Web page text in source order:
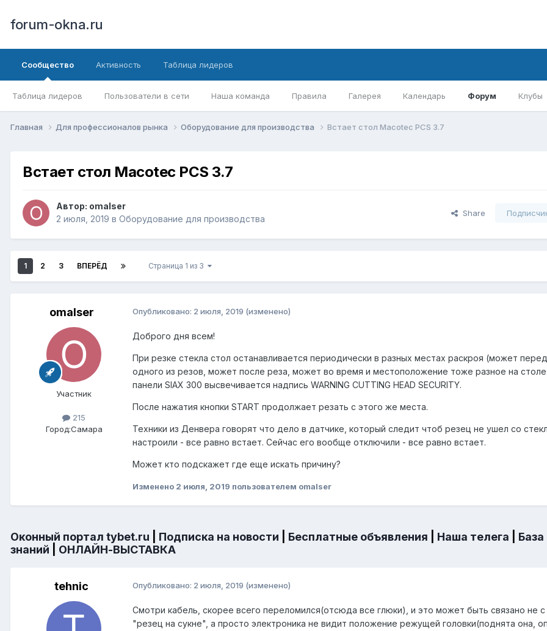
forum-okna.ru
Сообщество
Таблица лидеров Пользователи в сети Наша команда Правила Галерея Календарь Форум Клубы
Активность Таблица лидеров
Главная Для профессионалов рынка Оборудование для производства Встает стол Macotec PCS 3.7
Встает стол Macotec PCS 3.7
Автор: omalser
2 июля, 2019 в Оборудование для производства
Share
1 2 3 ВПЕРЁД Страница 1 из 3
omalser
Участник
215
Город:Самара
Опубликовано: 2 июля, 2019 (изменено)
Доброго дня всем!
При резке стекла стол останавливается периодически в разных местах раскроя (может
одного из резов, может после реза, может во время и местоположение тоже разное на
панели SIAX 300 высвечивается надпись WARNING CUTTING HEAD SECURITY.
После нажатия кнопки START продолжает резать с этого же места.
Техники из Денвера говорят что дело в датчике, который следит чтоб резец не ушел со
настроили - все равно встает. Сейчас его вообще отключили - все равно встает.
Может кто подскажет где еще искать причину?
Изменено 2 июля, 2019 пользователем omalser
Оконный портал tybet.ru Подписка на новости Бесплатные объявления Наша телега
знаний
ОНЛАЙН-ВЫСТАВКА
tehnic Опубликовано: 2 июля, 2019 (изменено)
Смотри кабель, скорее всего переломился(отсюда все глюки), и это может быть связано не
"резец на сукне", а просто электроника не видит положение режущей головки(поднята она,